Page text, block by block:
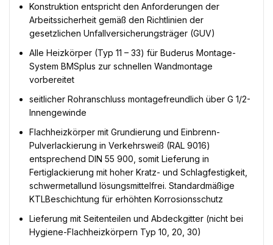
Konstruktion entspricht den Anforderungen der
Arbeitssicherheit gemäß den Richtlinien der
gesetzlichen Unfallversicherungsträger (GUV)
Alle Heizkörper (Typ 11 – 33) für Buderus Montage-
System BMSplus zur schnellen Wandmontage
vorbereitet
seitlicher Rohranschluss montagefreundlich über G 1/2-
Innengewinde
Flachheizkörper mit Grundierung und Einbrenn-
Pulverlackierung in Verkehrsweiß (RAL 9016)
entsprechend DIN 55 900, somit Lieferung in
Fertiglackierung mit hoher Kratz- und Schlagfestigkeit,
schwermetallund lösungsmittelfrei. Standardmäßige
KTLBeschichtung für erhöhten Korrosionsschutz
Lieferung mit Seitenteilen und Abdeckgitter (nicht bei
Hygiene-Flachheizkörpern Typ 10, 20, 30)